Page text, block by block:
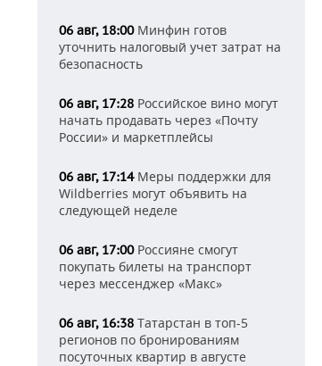
06 авг, 18:00Минфин готов
уточнить налоговый учет затрат на
безопасность
06 авг, 17:28 Российское вино могут
начать продавать через «Почту
России» и маркетплейсы
06 авг, 17:14Меры поддержки для
Wildberries могут объявить на
следующей неделе
06 авг, 17:00Россияне смогут
покупать билеты на транспорт
через мессенджер «Макс»
06 авг, 16:38 Татарстан в топ-5
регионов по бронированиям
посуточных квартир в августе